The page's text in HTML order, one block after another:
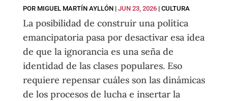
POR MIGUEL MARTÍN AYLLÓN| JUN 23, 2026| CULTURA
La posibilidad de construir una política
emancipatoria pasa por desactivar esa idea
de que la ignorancia es una seña de
identidad de las clases populares. Eso
requiere repensar cuáles son las dinámicas
de los procesos de lucha e insertar la